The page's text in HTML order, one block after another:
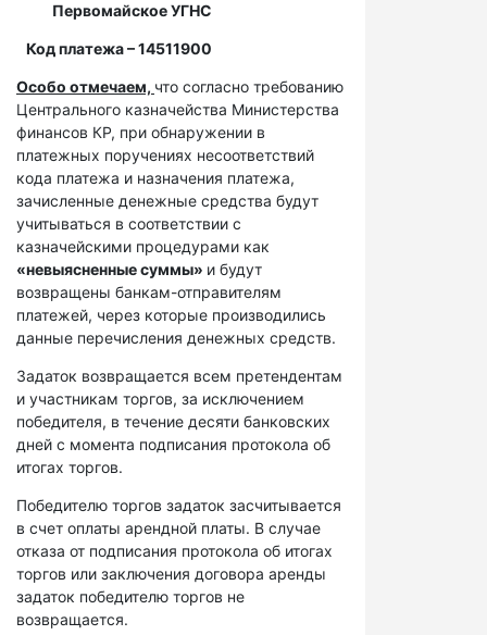
Первомайское УГНС
Код платежа – 14511900
Особо отмечаем, что согласно требованию
Центрального казначейства Министерства
финансов КР, при обнаружении в
платежных поручениях несоответствий
кода платежа и назначения платежа,
зачисленные денежные средства будут
учитываться в соответствии с
казначейскими процедурами как
«невыясненные суммы» и будут
возвращены банкам-отправителям
платежей, через которые производились
данные перечисления денежных средств.
Задаток возвращается всем претендентам
и участникам торгов, за исключением
победителя, в течение десяти банковских
дней с момента подписания протокола об
итогах торгов.
Победителю торгов задаток засчитывается
в счет оплаты арендной платы. В случае
отказа от подписания протокола об итогах
торгов или заключения договора аренды
задаток победителю торгов не
возвращается.